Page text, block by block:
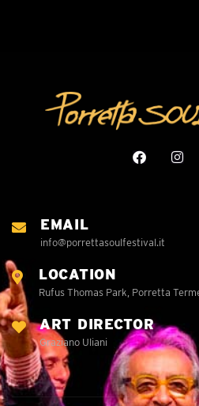
EMAIL
info@porrettasoulfestival.it
LOCATION
Rufus Thomas Park, Porretta
ART DIRECTOR
Graziano Uliani